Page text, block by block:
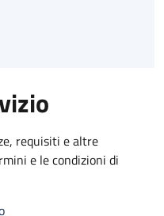
requisiti e altre
e le condizioni di